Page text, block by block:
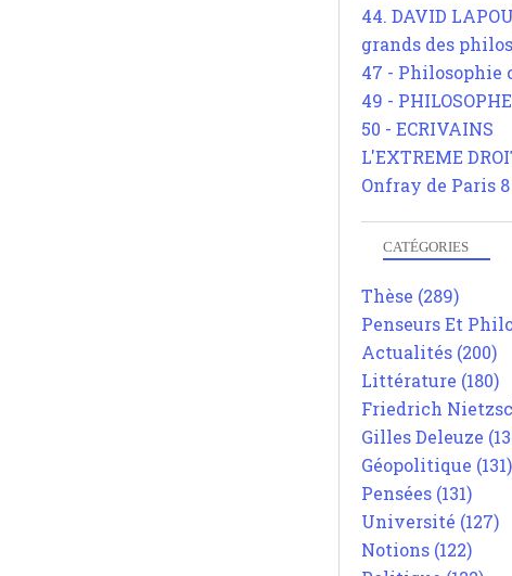
44. DAVID
grands des
47 - Philosophie
49 -
50 - ECRIVAINS
L'EXTREME
Onfray de Paris 8
CATÉGORIES
Thèse (289)
Penseurs Et
Actualités (200)
Littérature (180)
Friedrich
Gilles Deleuze
Géopolitique (131)
Pensées (131)
Université (127)
Notions (122)